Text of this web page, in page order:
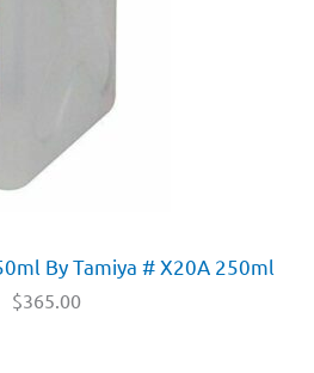
By Tamiya # X20A 250ml
$365.00